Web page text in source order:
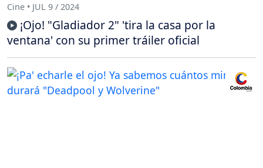
Cine • JUL 9 / 2024
¡Ojo! "Gladiador 2" 'tira la casa por la
ventana' con su primer tráiler oficial